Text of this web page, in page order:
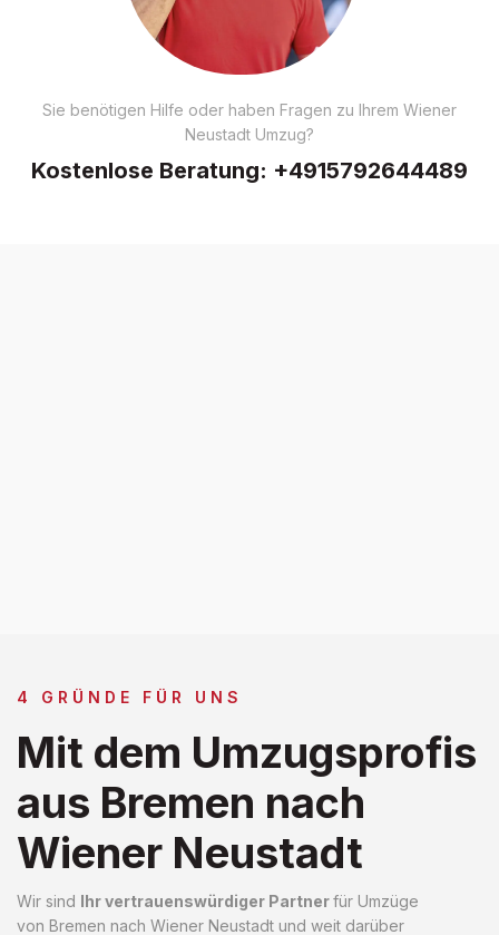
Sie benötigen Hilfe oder haben Fragen zu Ihrem Wiener
Neustadt Umzug?
Kostenlose Beratung: +4915792644489
4 GRÜNDE FÜR UNS
Mit dem Umzugsprofis
aus Bremen nach
Wiener Neustadt
Wir sind Ihr vertrauenswürdiger Partnerfür Umzüge
von Bremen nach Wiener Neustadt und weit darüber